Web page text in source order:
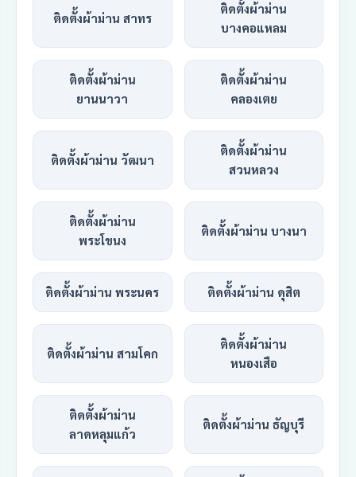
ติดตั้งผ้าม่าน สาทร
ติดตั้งผ้าม่าน
บางคอแหลม
ติดตั้งผ้าม่าน
ยานนาวา
ติดตั้งผ้าม่าน
คลองเตย
ติดตั้งผ้าม่าน วัฒนา
ติดตั้งผ้าม่าน
สวนหลวง
ติดตั้งผ้าม่าน
พระโขนง
ติดตั้งผ้าม่าน บางนา
ติดตั้งผ้าม่าน พระนคร ติดตั้งผ้าม่าน ดุสิต
ติดตั้งผ้าม่าน สามโคก
ติดตั้งผ้าม่าน
หนองเสือ
ติดตั้งผ้าม่าน
ลาดหลุมแก้ว
ติดตั้งผ้าม่าน ธัญบุรี